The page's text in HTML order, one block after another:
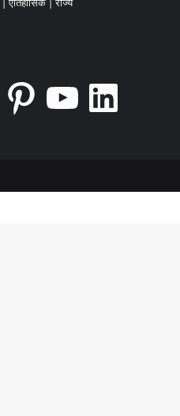
Pinterest LinkedIn